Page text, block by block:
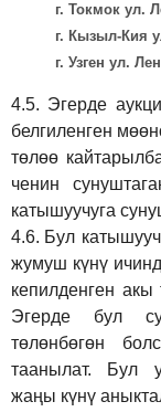
г. Токмок ул.
г. Кызыл-Кия
г. Узген ул.
4.5. Эгерде
белгиленген
төлөө
ченин
катышуучуга
4.6. Бул
жумуш күнү
кепилденген
Эгерде бул
төлөнбөгөн
таанылат. Бул
жаңы күнү